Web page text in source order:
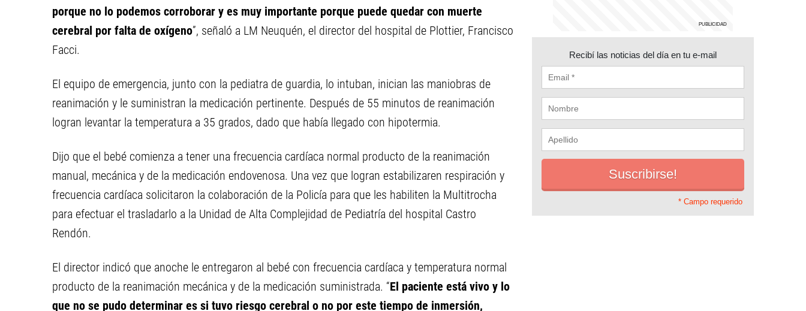
porque no lo podemos corroborar y es muy importante porque puede quedar con muerte
cerebral por falta de oxígeno”, señaló a LM Neuquén, el director del hospital de Plottier, Francisco
Facci.
El equipo de emergencia, junto con la pediatra de guardia, lo intuban, inician las maniobras de
reanimación y le suministran la medicación pertinente. Después de 55 minutos de reanimación
logran levantar la temperatura a 35 grados, dado que había llegado con hipotermia.
Dijo que el bebé comienza a tener una frecuencia cardíaca normal producto de la reanimación
manual, mecánica y de la medicación endovenosa. Una vez que logran estabilizaren respiración y
frecuencia cardíaca solicitaron la colaboración de la Policía para que les habiliten la Multitrocha
para efectuar el trasladarlo a la Unidad de Alta Complejidad de Pediatría del hospital Castro
Rendón.
El director indicó que anoche le entregaron al bebé con frecuencia cardíaca y temperatura normal
producto de la reanimación mecánica y de la medicación suministrada. “El paciente está vivo y lo
que no se pudo determinar es si tuvo riesgo cerebral o no por este tiempo de inmersión,
Recibí las noticias del día en tu e-mail
* Campo requerido